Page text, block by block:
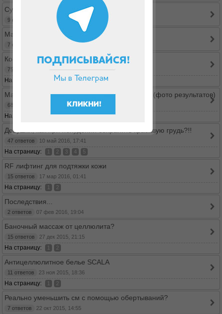
Сухая кожа
9 ответов 17 авг 2016, 18:35
Массажеры для лица - опыт применения?
7 ответов 26 июл 2016, 11:49
Кофейный скраб против обвисания кожи
75 ответов 02 июн 2016, 23:54
На страницу: ... 6 8
Массаж для лица и тела "Асахи" от Ю.Танаки(фото результатов)
68 ответов 27 май 2016, 14:54
На страницу: 1 ... 5 6 7
Девушки, как при похудении сохранить красивую грудь?!!
47 ответов 10 май 2016, 17:41
На страницу: 1 2 3 4 5
RF лифтинг для подтяжки кожи
15 ответов 17 мар 2016, 01:41
На страницу: 1 2
Последствия...
2 ответов 07 фев 2016, 19:04
Баночный массаж от целлюлита?
15 ответов 27 дек 2015, 21:15
На страницу: 1 2
Антицеллюлитное белье SCALA
11 ответов 23 ноя 2015, 18:36
На страницу: 1 2
Реально уменьшить см с помощью обертываний?
7 ответов 22 окт 2015, 14:55